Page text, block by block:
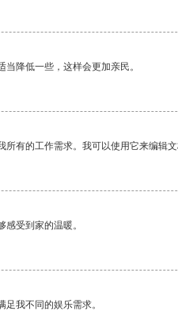
降低一些，这样会更加亲民。
有的工作需求。我可以使用它来编辑
受到家的温暖。
我不同的娱乐需求。